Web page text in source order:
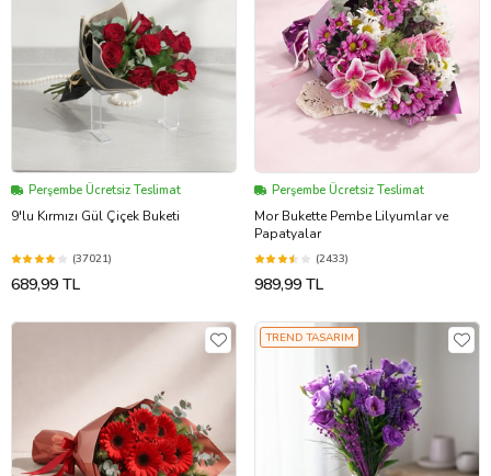
Perşembe Ücretsiz Teslimat
9'lu Kırmızı Gül Çiçek Buketi
(37021)
689,99 TL
Perşembe Ücretsiz Teslimat
Mor Bukette Pembe Lilyumlar ve
Papatyalar
(2433)
989,99 TL
TREND TASARIM